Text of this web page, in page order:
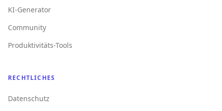
KI-Generator
Community
Produktivitäts-Tools
RECHTLICHES
Datenschutz